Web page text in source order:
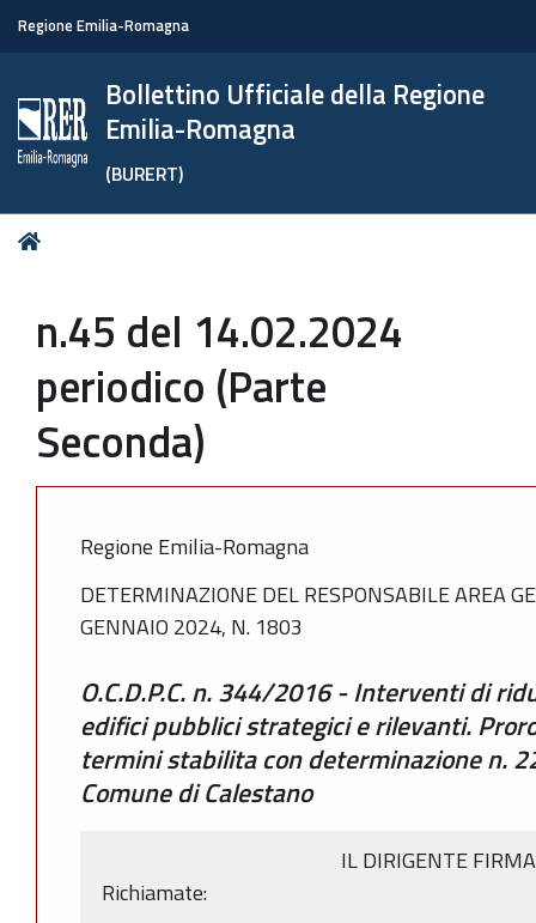
Regione Emilia-Romagna
Bollettino Ufficiale della Regione
Emilia-Romagna
(BURERT)
Tu
n.45 del 14.02.2024
periodico (Parte
Seconda)
Regione Emilia-Romagna
DETERMINAZIONE DEL RESPONSABILE AREA
GENNAIO 2024, N. 1803
O.C.D.P.C. n. 344/2016 - Interventi di
edifici pubblici strategici e rilevanti.
termini stabilita con determinazione n.
Comune di Calestano
IL DIRIGENTE
Richiamate: